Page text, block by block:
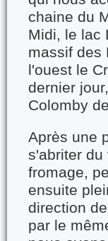
chaine du
Midi, le lac
massif des
l'ouest le
dernier
Colomby
Après une
s'abriter du
fromage,
ensuite
direction
par le